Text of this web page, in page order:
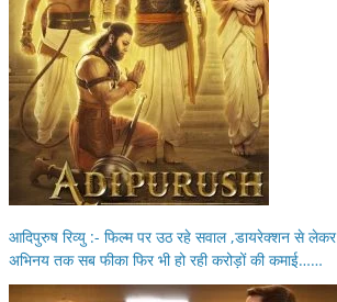
आदिपुरुष रिव्यु :- फिल्म पर उठ रहे सवाल ,डायरेक्शन से लेकर
अभिनय तक सब फीका फिर भी हो रही करोड़ों की कमाई……